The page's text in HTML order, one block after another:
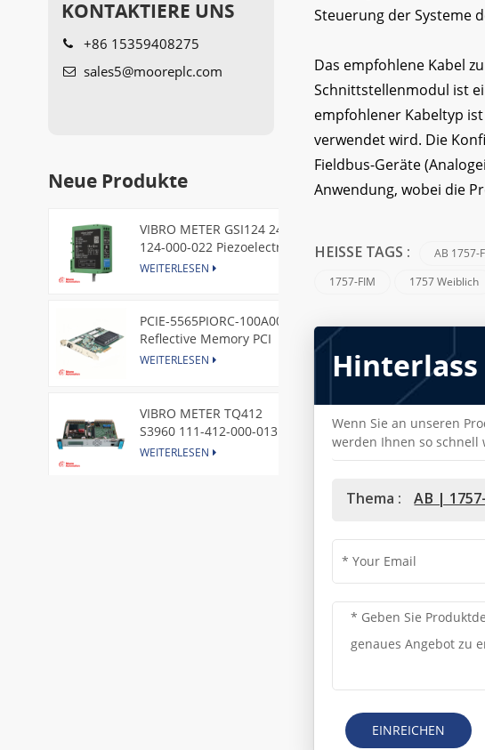
Steuerung der Systeme
Das empfohlene Kabel
Schnittstellenmodul ist
empfohlener Kabeltyp
verwendet wird. Die
Fieldbus-Geräte
Anwendung, wobei die
HEISSE TAGS : AB 1757-
1757-FIM
1757 Weiblich
Wenn Sie an unseren
werden Ihnen so
Thema : AB |
EINREICHEN
KONTAKTIERE UNS
+86 15359408275
sales5@mooreplc.com
Neue Produkte
VIBRO METER GSI124 244-
124-000-022 Piezoelectric
Pressure Transducer
WEITERLESEN
PCIE-5565PIORC-100A00
Reflective Memory PCI
Express Node Card /GE
WEITERLESEN
VIBRO METER TQ412
S3960 111-412-000-013
Reverse Mount
WEITERLESEN